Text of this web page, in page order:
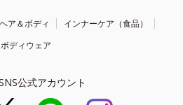
ヘア＆ボディ
インナーケア（食品）
ボディウェア
公式アカウント